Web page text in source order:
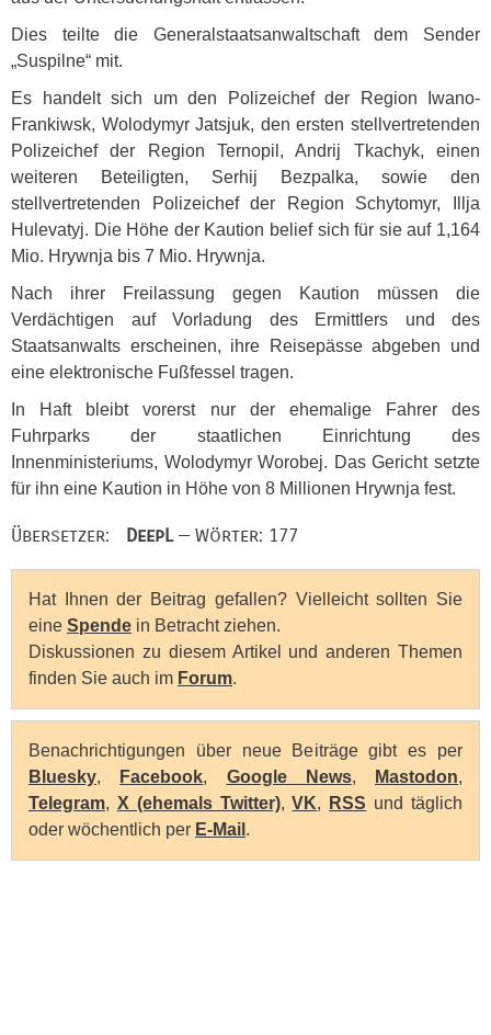
Dies teilte die Generalstaatsanwaltschaft dem Sender
„Suspilne“ mit.
Es handelt sich um den Polizeichef der Region Iwano-
Frankiwsk, Wolodymyr Jatsjuk, den ersten stellvertretenden
Polizeichef der Region Ternopil, Andrij Tkachyk, einen
weiteren Beteiligten, Serhij Bezpalka, sowie den
stellvertretenden Polizeichef der Region Schytomyr, Illja
Hulevatyj. Die Höhe der Kaution belief sich für sie auf 1,164
Mio. Hrywnja bis 7 Mio. Hrywnja.
Nach ihrer Freilassung gegen Kaution müssen die
Verdächtigen auf Vorladung des Ermittlers und des
Staatsanwalts erscheinen, ihre Reisepässe abgeben und
eine elektronische Fußfessel tragen.
In Haft bleibt vorerst nur der ehemalige Fahrer des
Fuhrparks der staatlichen Einrichtung des
Innenministeriums, Wolodymyr Worobej. Das Gericht setzte
für ihn eine Kaution in Höhe von 8 Millionen Hrywnja fest.
Übersetzer: DeepL— Wörter: 177
Hat Ihnen der Beitrag gefallen? Vielleicht sollten Sie
eine Spende in Betracht ziehen.
Diskussionen zu diesem Artikel und anderen Themen
finden Sie auch im Forum.
Benachrichtigungen über neue Beiträge gibt es per
Bluesky, Facebook, Google News, Mastodon,
Telegram, X (ehemals Twitter),VK, RSS und täglich
oder wöchentlich per E-Mail .